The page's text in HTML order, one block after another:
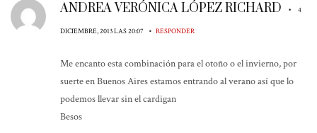
ANDREA VERÓNICA LÓPEZ RICHARD • 4
DICIEMBRE, 2013 LAS 20:07 • RESPONDER
Me encanto esta combinación para el otoño o el invierno, por
suerte en Buenos Aires estamos entrando al verano así que lo
podemos llevar sin el cardigan
Besos